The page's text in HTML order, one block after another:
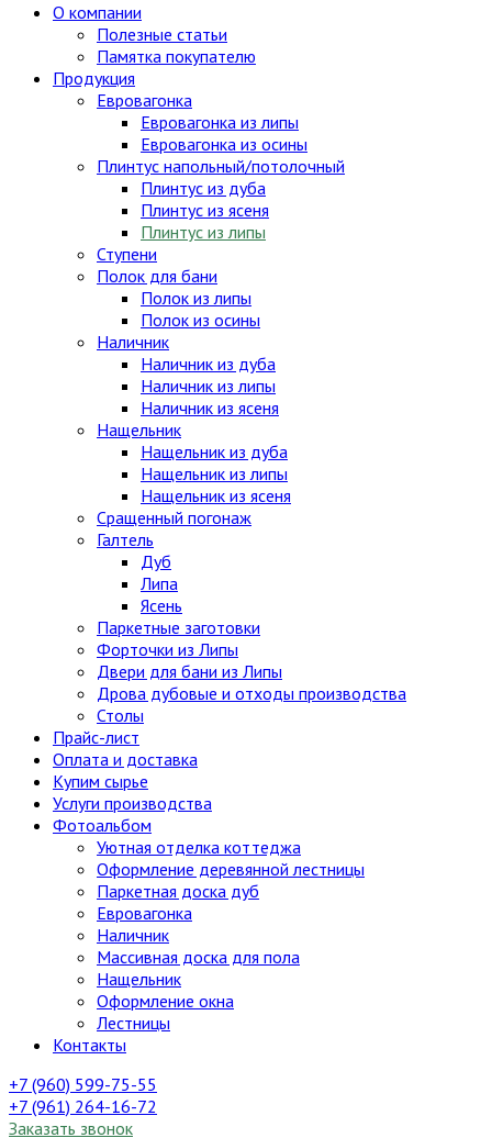
О компании
Полезные статьи
Памятка покупателю
Продукция
Евровагонка
Евровагонка из липы
Евровагонка из осины
Плинтус напольный/потолочный
Плинтус из дуба
Плинтус из ясеня
Плинтус из липы
Ступени
Полок для бани
Полок из липы
Полок из осины
Наличник
Наличник из дуба
Наличник из липы
Наличник из ясеня
Нащельник
Нащельник из дуба
Нащельник из липы
Нащельник из ясеня
Сращенный погонаж
Галтель
Дуб
Липа
Ясень
Паркетные заготовки
Форточки из Липы
Двери для бани из Липы
Дрова дубовые и отходы производства
Столы
Прайс-лист
Оплата и доставка
Купим сырье
Услуги производства
Фотоальбом
Уютная отделка коттеджа
Оформление деревянной лестницы
Паркетная доска дуб
Евровагонка
Наличник
Массивная доска для пола
Нащельник
Оформление окна
Лестницы
Контакты
+7 (960) 599-75-55
+7 (961) 264-16-72
Заказать звонок